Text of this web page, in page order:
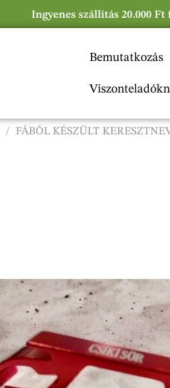
Ingyenes szállítás 20.000
Bemutatkozás
/ FÁBÓL KÉSZÜLT